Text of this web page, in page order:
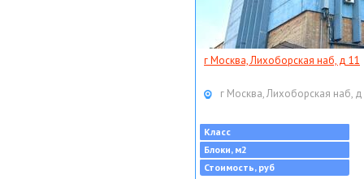
г Москва, Лихоборская наб, д 11
г Москва, Лихоборская наб,
Класс
Блоки, м2
Стоимость, руб